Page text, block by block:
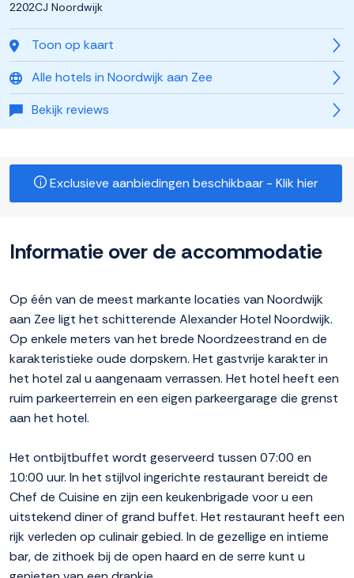
Toon op kaart
Alle hotels in Noordwijk aan Zee
Bekijk reviews
2202CJ Noordwijk
Exclusieve aanbiedingen beschikbaar - Klik hier
Informatie over de accommodatie
Op één van de meest markante locaties van Noordwijk
aan Zee ligt het schitterende Alexander Hotel Noordwijk.
Op enkele meters van het brede Noordzeestrand en de
karakteristieke oude dorpskern. Het gastvrije karakter in
het hotel zal u aangenaam verrassen. Het hotel heeft een
ruim parkeerterrein en een eigen parkeergarage die grenst
aan het hotel.
Het ontbijtbuffet wordt geserveerd tussen 07:00 en
10:00 uur. In het stijlvol ingerichte restaurant bereidt de
Chef de Cuisine en zijn een keukenbrigade voor u een
uitstekend diner of grand buffet. Het restaurant heeft een
rijk verleden op culinair gebied. In de gezellige en intieme
bar, de zithoek bij de open haard en de serre kunt u